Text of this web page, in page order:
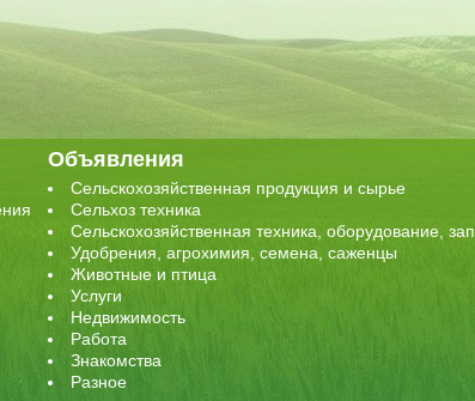
Объявления
Сельскохозяйственная продукция и сырье
Сельхоз техника
Сельскохозяйственная техника, оборудование,
Удобрения, агрохимия, семена, саженцы
Животные и птица
Услуги
Недвижимость
Работа
Знакомства
Разное